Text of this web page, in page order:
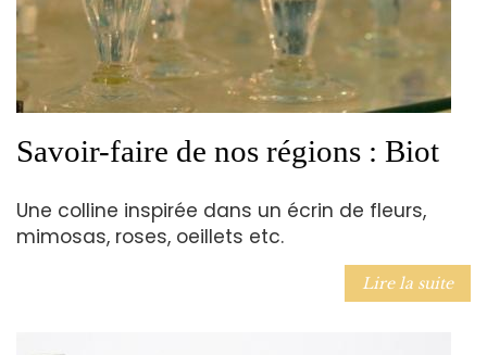
Savoir-faire de nos régions : Biot
Une colline inspirée dans un écrin de fleurs,
mimosas, roses, oeillets etc.
Lire la suite